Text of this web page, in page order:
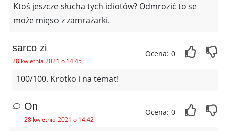
Ktoś jeszcze słucha tych idiotów? Odmrozić to se
może mięso z zamrażarki.
sarco zi
28 kwietnia 2021 o 14:45
Ocena: 0
100/100. Krotko i na temat!
On
28 kwietnia 2021 o 14:42
Ocena: 0